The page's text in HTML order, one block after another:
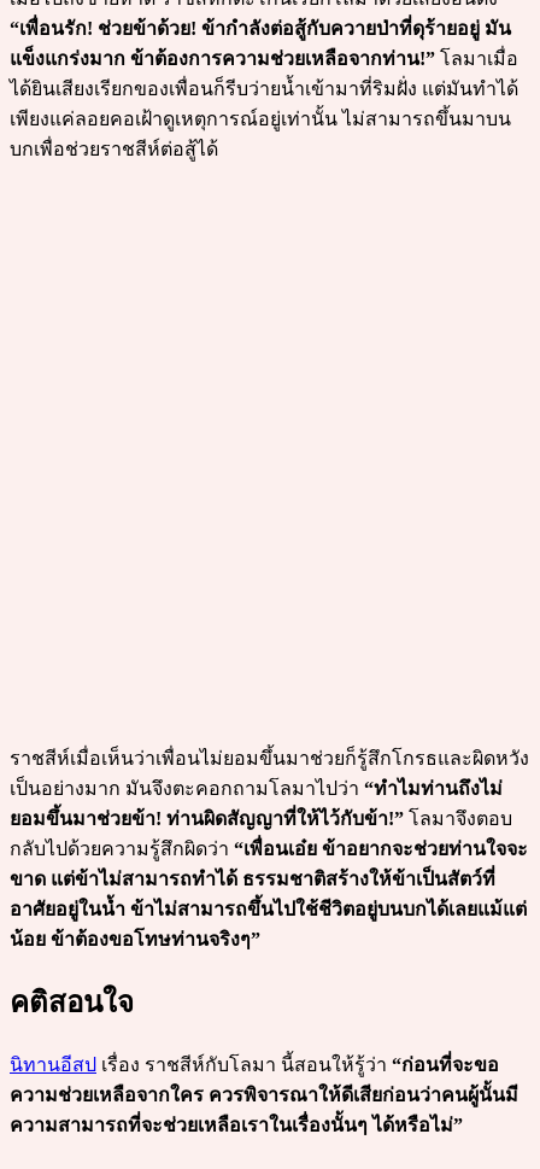
“เพื่อนรัก! ช่วยข้าด้วย! ข้ากำลังต่อสู้กับควายป่าที่ดุร้ายอยู่ มัน
แข็งแกร่งมาก ข้าต้องการความช่วยเหลือจากท่าน!” โลมาเมื่อ
ได้ยินเสียงเรียกของเพื่อนก็รีบว่ายน้ำเข้ามาที่ริมฝั่ง แต่มันทำได้
เพียงแค่ลอยคอเฝ้าดูเหตุการณ์อยู่เท่านั้น ไม่สามารถขึ้นมาบน
บกเพื่อช่วยราชสีห์ต่อสู้ได้
ราชสีห์เมื่อเห็นว่าเพื่อนไม่ยอมขึ้นมาช่วยก็รู้สึกโกรธและผิดหวัง
เป็นอย่างมาก มันจึงตะคอกถามโลมาไปว่า “ทำไมท่านถึงไม่
ยอมขึ้นมาช่วยข้า! ท่านผิดสัญญาที่ให้ไว้กับข้า!” โลมาจึงตอบ
กลับไปด้วยความรู้สึกผิดว่า “เพื่อนเอ๋ย ข้าอยากจะช่วยท่านใจจะ
ขาด แต่ข้าไม่สามารถทำได้ ธรรมชาติสร้างให้ข้าเป็นสัตว์ที่
อาศัยอยู่ในน้ำ ข้าไม่สามารถขึ้นไปใช้ชีวิตอยู่บนบกได้เลยแม้แต่
น้อย ข้าต้องขอโทษท่านจริงๆ”
คติสอนใจ
นิทานอีสป เรื่อง ราชสีห์กับโลมา นี้สอนให้รู้ว่า “ก่อนที่จะขอ
ความช่วยเหลือจากใคร ควรพิจารณาให้ดีเสียก่อนว่าคนผู้นั้นมี
ความสามารถที่จะช่วยเหลือเราในเรื่องนั้นๆ ได้หรือไม่”